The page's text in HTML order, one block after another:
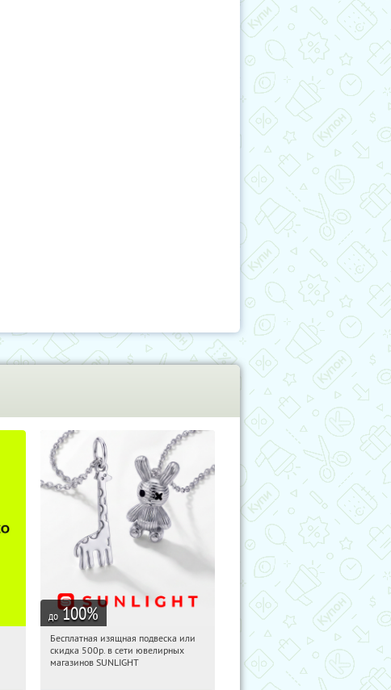
до 100%
15:09:48 Получили:
Россия
Бесплатная изящная подвеска или
скидка 500р. в сети ювелирных
магазинов SUNLIGHT